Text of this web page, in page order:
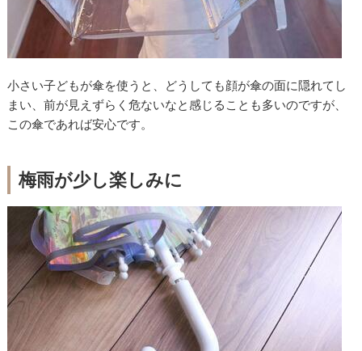
小さい子どもが傘を使うと、どうしても顔が傘の面に隠れてし
まい、前が見えずらく危ないなと感じることも多いのですが、
この傘であれば安心です。
梅雨が少し楽しみに